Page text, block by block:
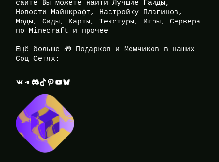
сайте Вы можете найти Лучшие Гайды,
Новости Майнкрафт, Настройку Плагинов,
Моды, Сиды, Карты, Текстуры, Игры, Сервера
по Minecraft и прочее
Ещё больше 🎁 Подарков и Мемчиков в наших
Соц Сетях:
ВКонтакте Telegram Discord TikTok Pinterest YouTube Bluesky